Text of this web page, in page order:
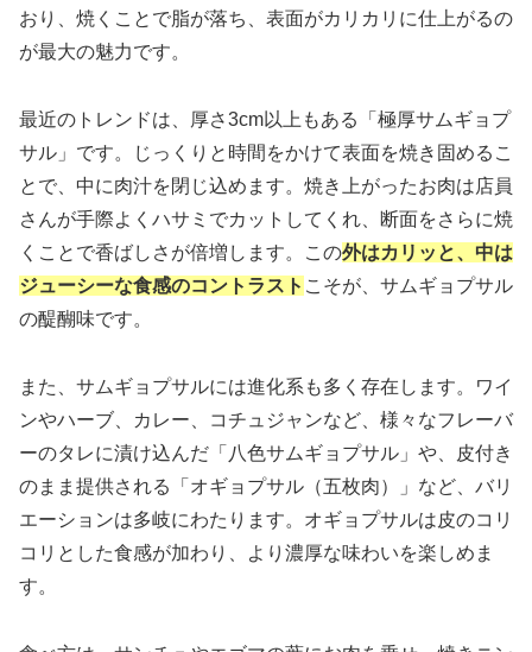
おり、焼くことで脂が落ち、表面がカリカリに仕上がるの
が最大の魅力です。
最近のトレンドは、厚さ3cm以上もある「極厚サムギョプ
サル」です。じっくりと時間をかけて表面を焼き固めるこ
とで、中に肉汁を閉じ込めます。焼き上がったお肉は店員
さんが手際よくハサミでカットしてくれ、断面をさらに焼
くことで香ばしさが倍増します。この外はカリッと、中は
ジューシーな食感のコントラスト こそが、サムギョプサル
の醍醐味です。
また、サムギョプサルには進化系も多く存在します。ワイ
ンやハーブ、カレー、コチュジャンなど、様々なフレーバ
ーのタレに漬け込んだ「八色サムギョプサル」や、皮付き
のまま提供される「オギョプサル（五枚肉）」など、バリ
エーションは多岐にわたります。オギョプサルは皮のコリ
コリとした食感が加わり、より濃厚な味わいを楽しめま
す。